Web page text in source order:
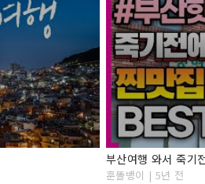
훈똘뱅이 | 5년 전